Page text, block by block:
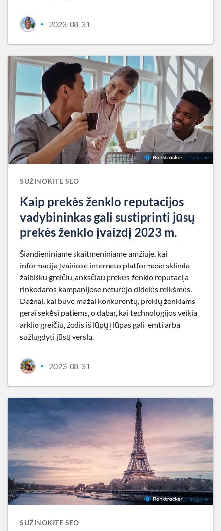
• 2023-08-31
SUŽINOKITE SEO
Kaip prekės ženklo reputacijos
vadybininkas gali sustiprinti jūsų
prekės ženklo įvaizdį 2023 m.
Šiandieniniame skaitmeniniame amžiuje, kai
informacija įvairiose interneto platformose sklinda
žaibišku greičiu, anksčiau prekės ženklo reputacija
rinkodaros kampanijose neturėjo didelės reikšmės.
Dažnai, kai buvo mažai konkurentų, prekių ženklams
gerai sekėsi patiems, o dabar, kai technologijos veikia
arklio greičiu, žodis iš lūpų į lūpas gali lemti arba
sužlugdyti jūsų verslą.
• 2023-08-31
SUŽINOKITE SEO